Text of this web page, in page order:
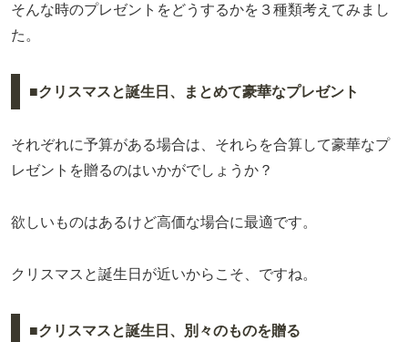
そんな時のプレゼントをどうするかを３種類考えてみまし
た。
■クリスマスと誕生日、まとめて豪華なプレゼント
それぞれに予算がある場合は、それらを合算して豪華なプ
レゼントを贈るのはいかがでしょうか？
欲しいものはあるけど高価な場合に最適です。
クリスマスと誕生日が近いからこそ、ですね。
■クリスマスと誕生日、別々のものを贈る